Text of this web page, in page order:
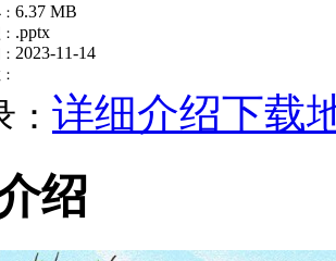
6.37 MB
.pptx
2023-11-14
： 详细介绍下载
绍